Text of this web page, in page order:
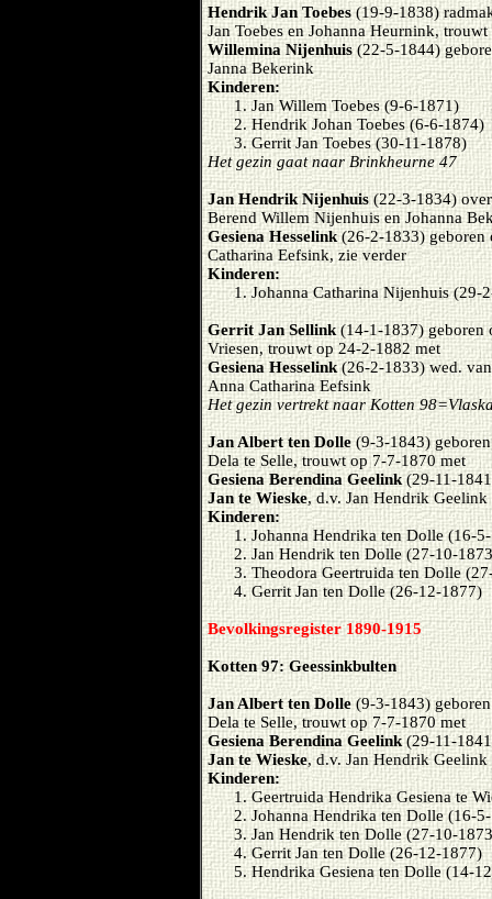
Hendrik Jan Toebes(19-9-1838)
Jan Toebes en Johanna Heurnink,
Willemina Nijenhuis(22-5-1844)
Janna Bekerink
Kinderen:
Jan Willem Toebes (9-6-1871)
Hendrik Johan Toebes (6-6-1874)
Gerrit Jan Toebes (30-11-1878)
Het gezin gaat naar Brinkheurne 47
Jan Hendrik Nijenhuis(22-3-1834)
Berend Willem Nijenhuis en Johanna
Gesiena Hesselink (26-2-1833) geboren
Catharina Eefsink, zie verder
Kinderen:
Johanna Catharina Nijenhuis (29-
Gerrit Jan Sellink (14-1-1837) geboren
Vriesen, trouwt op 24-2-1882 met
Gesiena Hesselink(26-2-1833) wed.
Anna Catharina Eefsink
Het gezin vertrekt naar Kotten
Jan Albert ten Dolle(9-3-1843)
Dela te Selle, trouwt op 7-7-1870 met
Gesiena Berendina Geelink(29-11-
Jan te Wieske, d.v. Jan Hendrik
Kinderen:
Johanna Hendrika ten Dolle (16-
Jan Hendrik ten Dolle (27-10-
Theodora Geertruida ten Dolle
Gerrit Jan ten Dolle (26-12-1877)
Bevolkingsregister 1890-1915
Kotten 97: Geessinkbulten
Jan Albert ten Dolle(9-3-1843)
Dela te Selle, trouwt op 7-7-1870 met
Gesiena Berendina Geelink(29-11-
Jan te Wieske, d.v. Jan Hendrik
Kinderen:
Geertruida Hendrika Gesiena te
Johanna Hendrika ten Dolle (16-
Jan Hendrik ten Dolle (27-10-
Gerrit Jan ten Dolle (26-12-1877)
Hendrika Gesiena ten Dolle (14-